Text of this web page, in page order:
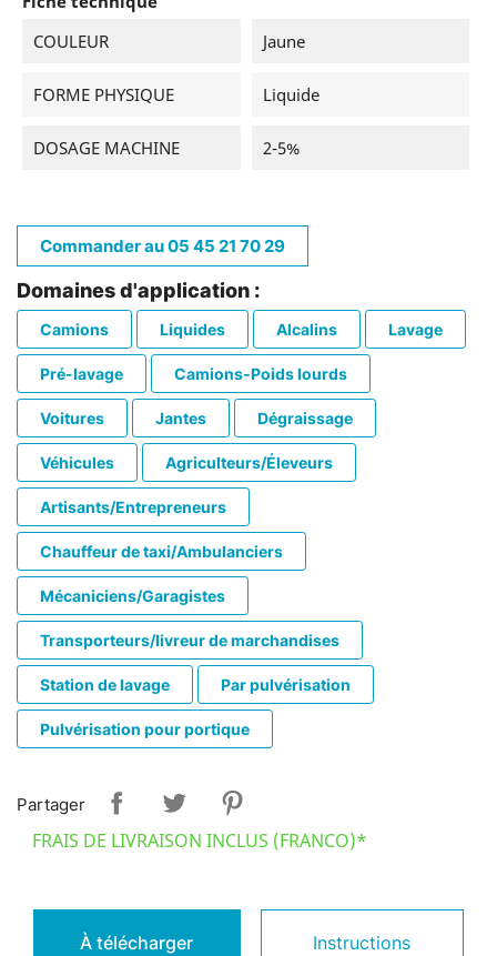
COULEUR
Jaune
FORME PHYSIQUE Liquide
DOSAGE MACHINE 2-5%
Commander au 05 45 21 70 29
Domaines d'application :
Camions Liquides Alcalins Lavage
Pré-lavage Camions-Poids lourds
Voitures Jantes Dégraissage
Véhicules Agriculteurs/Éleveurs
Artisants/Entrepreneurs
Chauffeur de taxi/Ambulanciers
Mécaniciens/Garagistes
Transporteurs/livreur de marchandises
Station de lavage Par pulvérisation
Pulvérisation pour portique
Partager
FRAIS DE LIVRAISON INCLUS (FRANCO)*
À télécharger Instructions